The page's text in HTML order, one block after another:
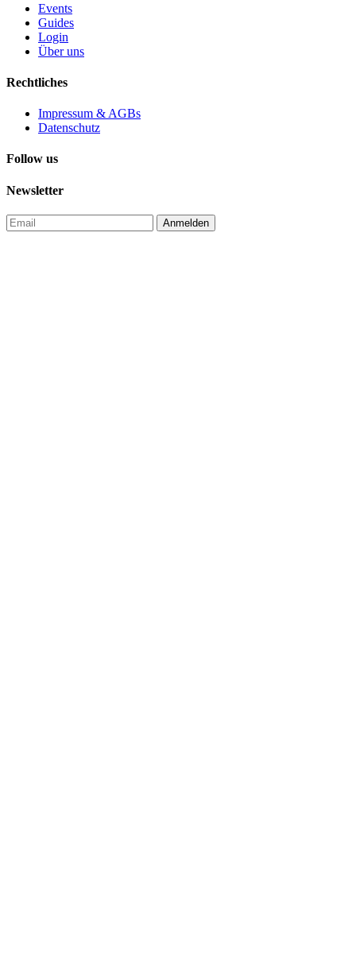
Events
Guides
Login
Über uns
Rechtliches
Impressum & AGBs
Datenschutz
Follow us
Newsletter
Anmelden